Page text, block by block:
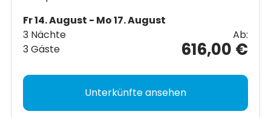
Fr 14. August - Mo 17. August
3 Nächte
3 Gäste
Ab:
616,00 €
Unterkünfte ansehen